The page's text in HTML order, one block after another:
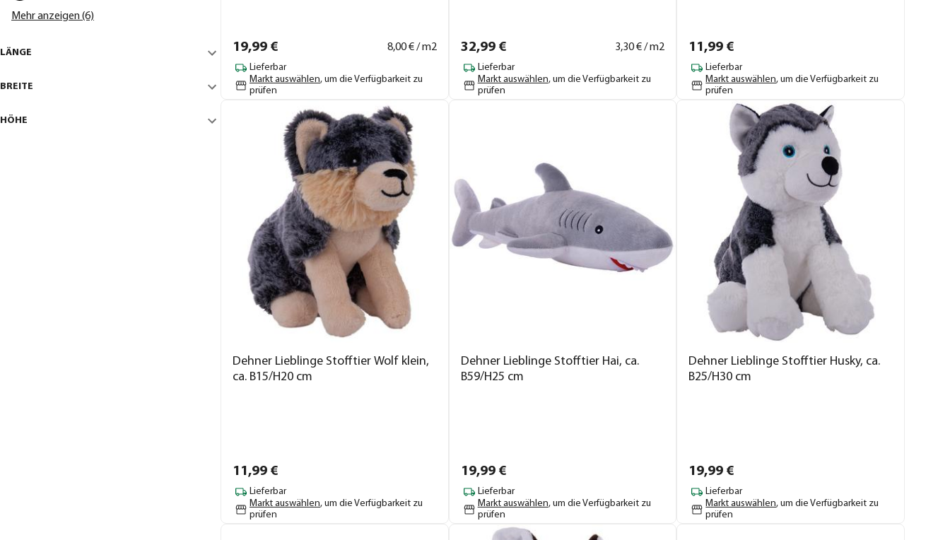
Mehr anzeigen (6)
LÄNGE
BREITE
HÖHE
19,99 € 8,00€ / m2
Lieferbar
Markt auswählen, um die Verfügbarkeit zu
prüfen
32,99€ 3,30€ / m2
Lieferbar
Markt auswählen, um die Verfügbarkeit zu
prüfen
11,99 €
Lieferbar
Markt auswählen, um die Verfügbarkeit zu
prüfen
Dehner Lieblinge Stofftier Wolf klein,
ca. B15/H20 cm
11,99 €
Lieferbar
Markt auswählen, um die Verfügbarkeit zu
prüfen
Dehner Lieblinge Stofftier Hai, ca.
B59/H25 cm
19,99€
Lieferbar
Markt auswählen, um die Verfügbarkeit zu
prüfen
Dehner Lieblinge Stofftier Husky, ca.
B25/H30 cm
19,99 €
Lieferbar
Markt auswählen, um die Verfügbarkeit zu
prüfen